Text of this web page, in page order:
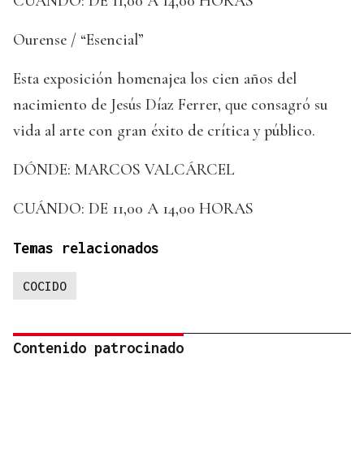
Ourense / “Esencial”
Esta exposición homenajea los cien años del
nacimiento de Jesús Díaz Ferrer, que consagró su
vida al arte con gran éxito de crítica y público.
DÓNDE: MARCOS VALCÁRCEL
CUÁNDO: DE 11,00 A 14,00 HORAS
Temas relacionados
COCIDO
Contenido patrocinado